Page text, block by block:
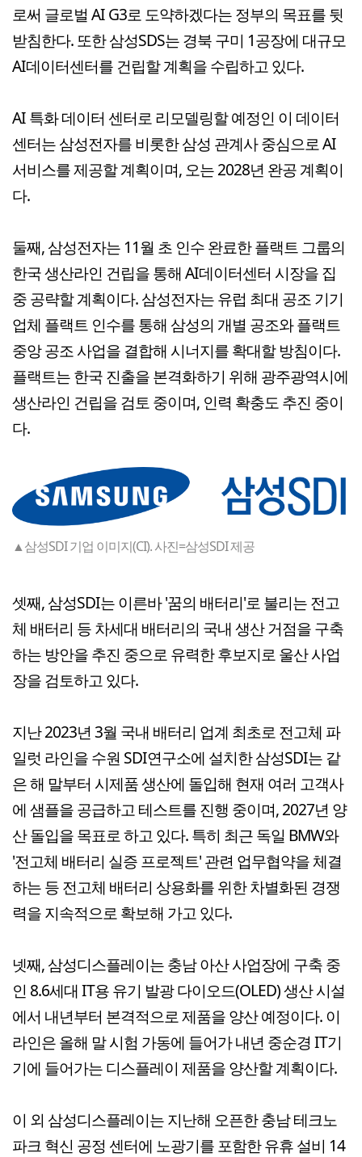
로써 글로벌 AI G3로 도약하겠다는 정부의 목표를 뒷
받침한다. 또한 삼성SDS는 경북 구미 1공장에 대규모
AI데이터센터를 건립할 계획을 수립하고 있다.
AI 특화 데이터 센터로 리모델링할 예정인 이 데이터
센터는 삼성전자를 비롯한 삼성 관계사 중심으로 AI
서비스를 제공할 계획이며, 오는 2028년 완공 계획이
다.
둘째, 삼성전자는 11월 초 인수 완료한 플랙트 그룹의
한국 생산라인 건립을 통해 AI데이터센터 시장을 집
중 공략할 계획이다. 삼성전자는 유럽 최대 공조 기기
업체 플랙트 인수를 통해 삼성의 개별 공조와 플랙트
중앙 공조 사업을 결합해 시너지를 확대할 방침이다.
플랙트는 한국 진출을 본격화하기 위해 광주광역시에
생산라인 건립을 검토 중이며, 인력 확충도 추진 중이
다.
▲삼성SDI 기업 이미지(CI). 사진=삼성SDI 제공
셋째, 삼성SDI는 이른바 '꿈의 배터리'로 불리는 전고
체 배터리 등 차세대 배터리의 국내 생산 거점을 구축
하는 방안을 추진 중으로 유력한 후보지로 울산 사업
장을 검토하고 있다.
지난 2023년 3월 국내 배터리 업계 최초로 전고체 파
일럿 라인을 수원 SDI연구소에 설치한 삼성SDI는 같
은 해 말부터 시제품 생산에 돌입해 현재 여러 고객사
에 샘플을 공급하고 테스트를 진행 중이며, 2027년 양
산 돌입을 목표로 하고 있다. 특히 최근 독일 BMW와
'전고체 배터리 실증 프로젝트' 관련 업무협약을 체결
하는 등 전고체 배터리 상용화를 위한 차별화된 경쟁
력을 지속적으로 확보해 가고 있다.
넷째, 삼성디스플레이는 충남 아산 사업장에 구축 중
인 8.6세대 IT용 유기 발광 다이오드(OLED) 생산 시설
에서 내년부터 본격적으로 제품을 양산 예정이다. 이
라인은 올해 말 시험 가동에 들어가 내년 중순경 IT기
기에 들어가는 디스플레이 제품을 양산할 계획이다.
이 외 삼성디스플레이는 지난해 오픈한 충남 테크노
파크 혁신 공정 센터에 노광기를 포함한 유휴 설비 14